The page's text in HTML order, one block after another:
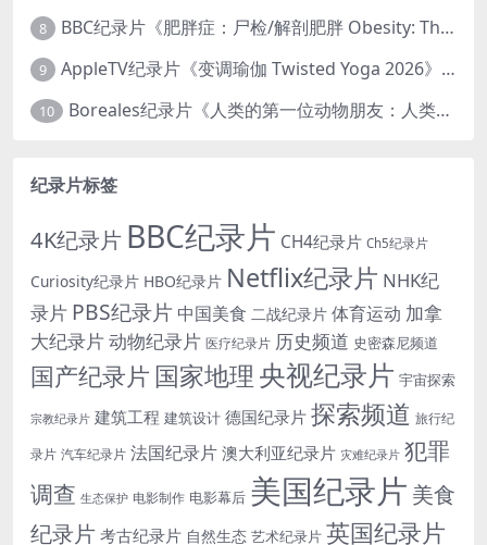
8 BBC纪录片《肥胖症：尸检/解剖肥胖 Obesity: The Post Mortem 2016》英语中英双字 无水印纯净版 1080P/MKV/1.03G
9 AppleTV纪录片《变调瑜伽 Twisted Yoga 2026》全3集 英语中英双字 无水印纯净版 1080P/MKV/10G 瑜伽大师背后的真相
10 Boreales纪录片《人类的第一位动物朋友：人类和狗的神奇故事 Man’s First Friend 2018》英语中英双字 1080P/MP4/1.8G 狗的神奇故事
纪录片标签
4K纪录片 BBC纪录片 CH4纪录片 Ch5纪录片
Curiosity纪录片 HBO纪录片 Netflix纪录片 NHK纪
录片 PBS纪录片 中国美食 二战纪录片 体育运动 加拿
大纪录片动物纪录片 医疗纪录片 历史频道 史密森尼频道
国产纪录片 国家地理 央视纪录片 宇宙探索
宗教纪录片 建筑工程 建筑设计 德国纪录片 探索频道 旅行纪
录片 汽车纪录片 法国纪录片 澳大利亚纪录片 灾难纪录片 犯罪
调查 生态保护 电影制作 电影幕后 美国纪录片 美食
纪录片考古纪录片 自然生态 艺术纪录片 英国纪录片